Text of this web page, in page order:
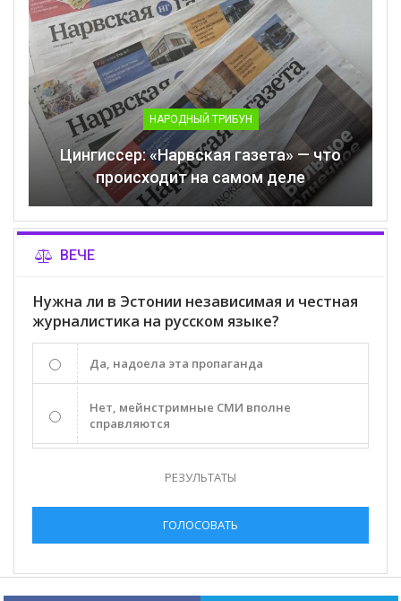
НАРОДНЫЙ ТРИБУН
Цингиссер: «Нарвская газета» — что
происходит на самом деле
ВЕЧЕ
Нужна ли в Эстонии независимая и честная
журналистика на русском языке?
Да, надоела эта пропаганда
Нет, мейнстримные СМИ вполне
справляются
РЕЗУЛЬТАТЫ
ГОЛОСОВАТЬ